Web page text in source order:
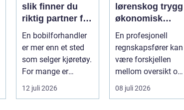
slik finner du
riktig partner for
feriedrømmen
En bobilforhandler
er mer enn et sted
som selger kjøretøy.
For mange er
forhandleren en
langsiktig s...
12 juli 2026
lørenskog trygg
økonomisk
støtte i
hverdagen
En profesjonell
regnskapsfører kan
være forskjellen
mellom oversikt og
kaos i bedriftens
økonomi. Fo...
08 juli 2026